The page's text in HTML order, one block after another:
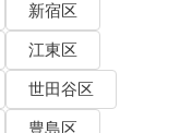
新宿区
江東区
世田谷区
豊島区